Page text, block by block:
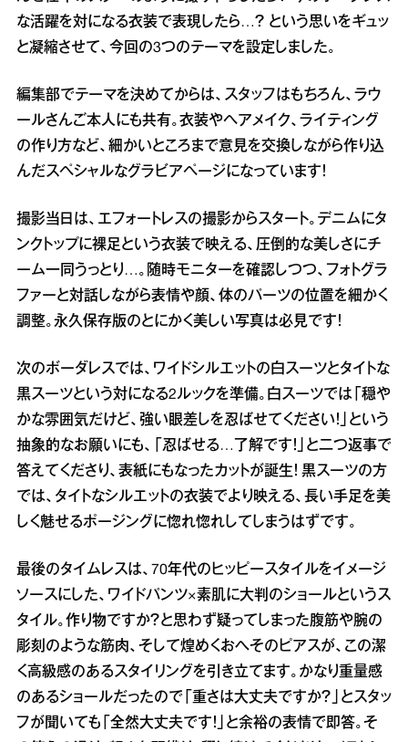
な活躍を対になる衣装で表現したら…？ という思いをギュッ
と凝縮させて、今回の3つのテーマを設定しました。
編集部でテーマを決めてからは、スタッフはもちろん、ラウ
ールさんご本人にも共有。衣装やヘアメイク、ライティング
の作り方など、細かいところまで意見を交換しながら作り込
んだスペシャルなグラビアページになっています！
撮影当日は、エフォートレスの撮影からスタート。デニムにタ
ンクトップに裸足という衣装で映える、圧倒的な美しさにチ
ーム一同うっとり…。随時モニターを確認しつつ、フォトグラ
ファーと対話しながら表情や顔、体のパーツの位置を細かく
調整。永久保存版のとにかく美しい写真は必見です！
次のボーダレスでは、ワイドシルエットの白スーツとタイトな
黒スーツという対になる2ルックを準備。白スーツでは「穏や
かな雰囲気だけど、強い眼差しを忍ばせてください！」という
抽象的なお願いにも、「忍ばせる…了解です！」と二つ返事で
答えてくださり、表紙にもなったカットが誕生！ 黒スーツの方
では、タイトなシルエットの衣装でより映える、長い手足を美
しく魅せるポージングに惚れ惚れしてしまうはずです。
最後のタイムレスは、70年代のヒッピースタイルをイメージ
ソースにした、ワイドパンツ×素肌に大判のショールというス
タイル。作り物ですか？と思わず疑ってしまった腹筋や腕の
彫刻のような筋肉、そして煌めくおへそのピアスが、この潔
く高級感のあるスタイリングを引き立てます。かなり重量感
のあるショールだったので「重さは大丈夫ですか？」とスタッ
フが聞いても「全然大丈夫です！」と余裕の表情で即答。そ